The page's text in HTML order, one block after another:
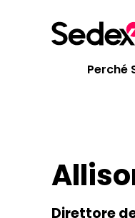
Perché
Direttore